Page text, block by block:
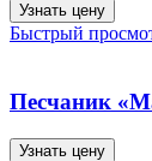
Узнать цену
Быстрый
Песчаник
Узнать цену